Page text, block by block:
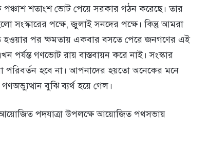
পঞ্চাশ শতাংশ ভোট পেয়ে সরকার গঠন করেছে। তার
সংস্কারের পক্ষে, জুলাই সনদের পক্ষে। কিন্তু আমরা
হওয়ার পর ক্ষমতায় একবার বসতে পেরে জনগণের এই
গণভোট রায় বাস্তবায়ন করে নাই। সংস্কার
পরিবর্তন হবে না। আপনাদের হয়তো অনেকের মনে
বুঝি ব্যর্থ হয়ে গেল।
আয়োজিত পদযাত্রা উপলক্ষে আয়োজিত পথসভায়